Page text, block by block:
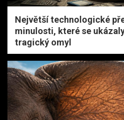
Největší technologické
minulosti, které se
tragický omyl